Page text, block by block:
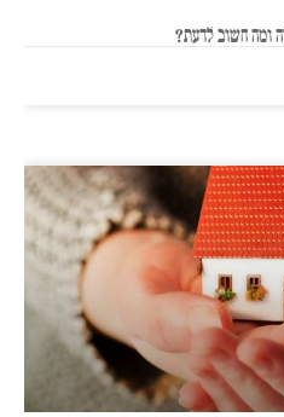
ומה חשוב לדעת?